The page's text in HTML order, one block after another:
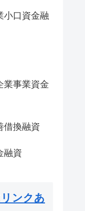
小口資金融
業事業資金
借換融資
融資
ンクあ